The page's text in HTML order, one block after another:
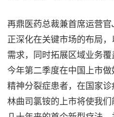
再鼎医药总裁兼首席运营
正深化在关键市场的布局
需求，同时拓展区域业务
今年第二季度在中国上市
精神分裂症患者，在国家
林曲司氯铵的上市将使我